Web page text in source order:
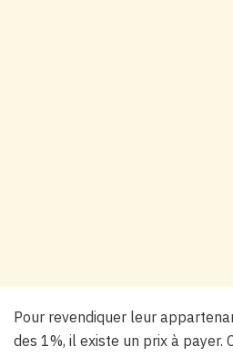
Pour revendiquer leur
des 1%, il existe un prix à payer.